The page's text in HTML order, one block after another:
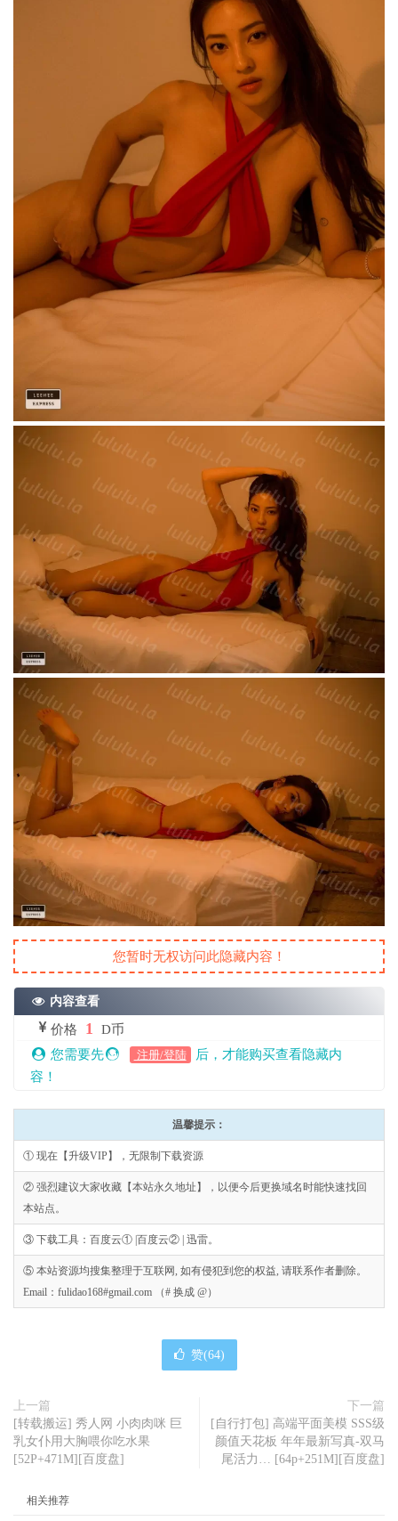
您暂时无权访问此隐藏内容！
内容查看
价格 1
D币
您需要先
注册/登陆
后，才能购买查看隐藏内
容！
温馨提示：
① 现在【升级VIP】，无限制下载资源
② 强烈建议大家收藏【本站永久地址】，以便今后更换域名时能快速找回
本站点。
③ 下载工具：百度云① |百度云② | 迅雷。
⑤ 本站资源均搜集整理于互联网, 如有侵犯到您的权益, 请联系作者删除。
Email：fulidao168#gmail.com （# 换成 @）
赞(64)
上一篇
[转载搬运] 秀人网 小肉肉咪 巨
乳女仆用大胸喂你吃水果
[52P+471M][百度盘]
下一篇
[自行打包] 高端平面美模 SSS级
颜值天花板 年年最新写真-双马
尾活力… [64p+251M][百度盘]
相关推荐